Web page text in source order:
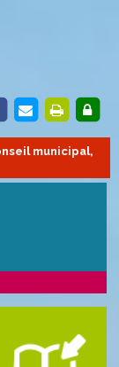
municipal,